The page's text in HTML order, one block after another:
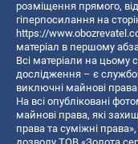
розміщення прямого,
гіперпосилання на
https://
матеріал в першому
Всі матеріали на цьому
дослідження – є
виключні майнові
На всі опубліковані
майнові права, які
права та суміжні